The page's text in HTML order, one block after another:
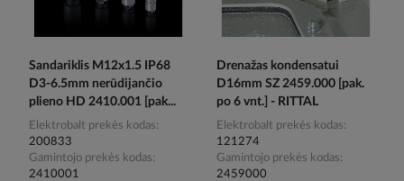
Sandariklis M12x1.5 IP68
D3-6.5mm nerūdijančio
plieno HD 2410.001 [pak...
Elektrobalt prekės kodas
200833
Gamintojo prekės kodas
2410001
Drenažas kondensatui
D16mm SZ 2459.000 [pak.
po 6 vnt.] - RITTAL
Elektrobalt prekės kodas
121274
Gamintojo prekės kodas
2459000